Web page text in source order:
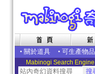
• 關於道具 • 可生產物品
Mabinogi Search Engine